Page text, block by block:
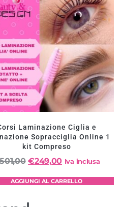
Laminazione Ciglia e
Sopracciglia Online 1
kit Compreso
501,00 €249,00 Iva inclusa
AGGIUNGI AL CARRELLO